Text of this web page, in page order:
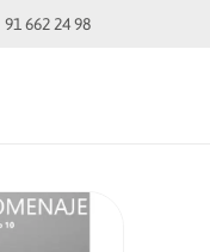
91 662 24 98